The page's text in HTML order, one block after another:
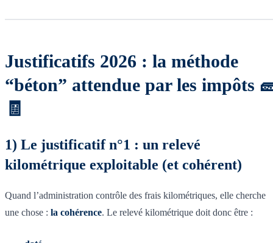
Justificatifs 2026 : la méthode
“béton” attendue par les impôts
🧾
1) Le justificatif n°1 : un relevé
kilométrique exploitable (et cohérent)
Quand l’administration contrôle des frais kilométriques, elle cherche
une chose : la cohérence. Le relevé kilométrique doit donc être :